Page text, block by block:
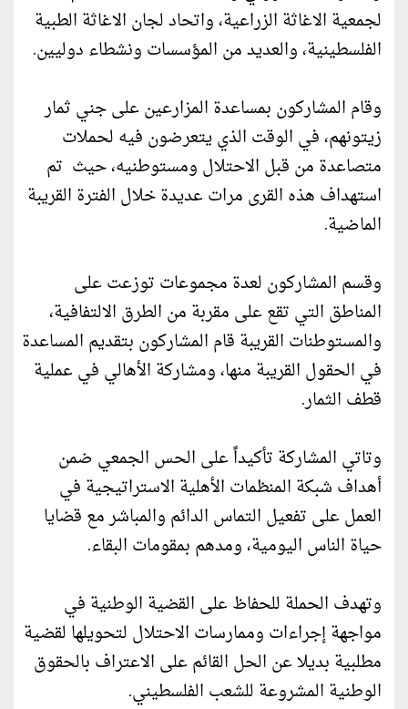
لجمعية الاغاثة الزراعية، واتحاد لجان الاغاثة الطبية
الفلسطينية، والعديد من المؤسسات ونشطاء دوليين.
وقام المشاركون بمساعدة المزارعين على جني ثمار
زيتونهم، في الوقت الذي يتعرضون فيه لحملات
متصاعدة من قبل الاحتلال ومستوطنيه، حيث تم
استهداف هذه القرى مرات عديدة خلال الفترة القريبة
الماضية.
وقسم المشاركون لعدة مجموعات توزعت على
المناطق التي تقع على مقربة من الطرق الالتفافية،
والمستوطنات القريبة قام المشاركون بتقديم المساعدة
في الحقول القريبة منها، ومشاركة الأهالي في عملية
قطف الثمار.
وتاتي المشاركة تأكيداً على الحس الجمعي ضمن
أهداف شبكة المنظمات الأهلية الاستراتيجية في
العمل على تفعيل التماس الدائم والمباشر مع قضايا
حياة الناس اليومية، ومدهم بمقومات البقاء.
وتهدف الحملة للحفاظ على القضية الوطنية في
مواجهة إجراءات وممارسات الاحتلال لتحويلها لقضية
مطلبية بديلا عن الحل القائم على الاعتراف بالحقوق
الوطنية المشروعة للشعب الفلسطيني.